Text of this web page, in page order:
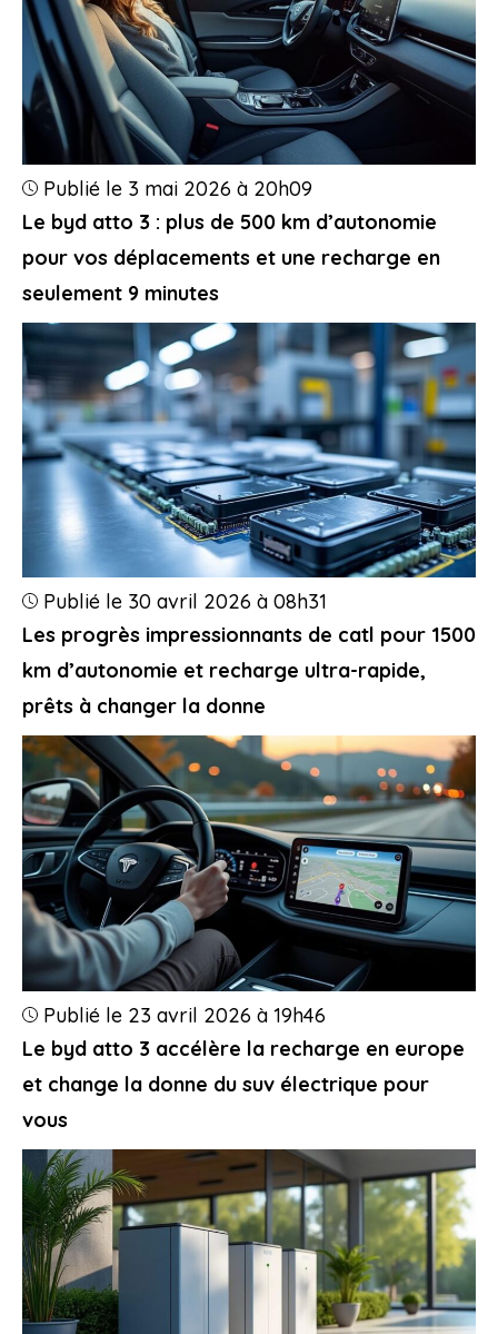
Le byd atto 3 : plus de 500 km d’autonomie
pour vos déplacements et une recharge en
seulement 9 minutes
Publié le 3 mai 2026 à 20h09
Les progrès impressionnants de catl pour 1500
km d’autonomie et recharge ultra-rapide,
prêts à changer la donne
Publié le 30 avril 2026 à 08h31
Le byd atto 3 accélère la recharge en europe
et change la donne du suv électrique pour
vous
Publié le 23 avril 2026 à 19h46